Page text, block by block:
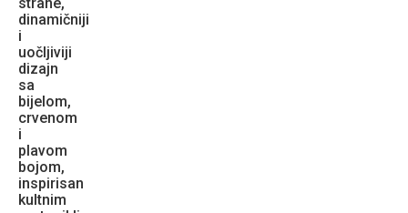
dinamičniji
i
uočljiviji
dizajn
sa
bijelom,
crvenom
i
plavom
bojom,
inspirisan
kultnim